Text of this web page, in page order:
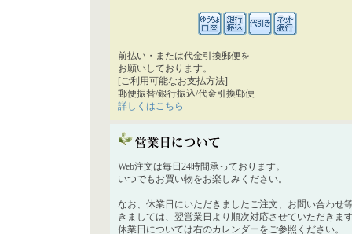
前払い・または代金引換郵便を
お願いしております。
[ご利用可能なお支払方法]
郵便振替/銀行振込/代金引換郵便
詳しくはこちら
Web注文は毎日24時間承っております。
いつでもお買い物をお楽しみください。
なお、休業日にいただきましたご注文、お問い合わせ
きましては、翌営業日より順次対応させていただきま
休業日については右のカレンダーをご参照ください。